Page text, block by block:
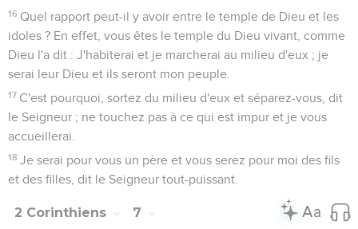
16 Quel rapport peut-il y avoir entre le temple de Dieu et les
idoles ? En effet, vous êtes le temple du Dieu vivant, comme
Dieu l'a dit : J'habiterai et je marcherai au milieu d'eux ; je
serai leur Dieu et ils seront mon peuple.
17 C'est pourquoi, sortez du milieu d'eux et séparez-vous, dit
le Seigneur ; ne touchez pas à ce qui est impur et je vous
accueillerai.
18 Je serai pour vous un père et vous serez pour moi des fils
et des filles, dit le Seigneur tout-puissant.
2 Corinthiens 7